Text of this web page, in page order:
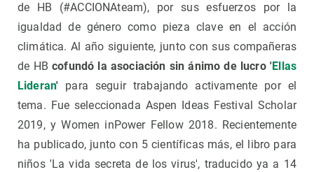
de HB (#ACCIONAteam), por sus esfuerzos por la
igualdad de género como pieza clave en el acción
climática. Al año siguiente, junto con sus compañeras
de HBcofundó la asociación sin ánimo de lucro 'Ellas
Lideran' para seguir trabajando activamente por el
tema. Fue seleccionada Aspen Ideas Festival Scholar
2019, y Women inPower Fellow 2018. Recientemente
ha publicado, junto con 5 científicas más, el libro para
niños 'La vida secreta de los virus', traducido ya a 14